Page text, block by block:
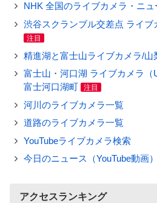
NHK 全国のライブカメラ・ニュ
渋谷スクランブル交差点 ライブ
注目
精進湖と富士山ライブカメラ/山
富士山・河口湖 ライブカメラ
富士河口湖町
注目
河川のライブカメラ一覧
道路のライブカメラ一覧
YouTubeライブカメラ検索
今日のニュース（YouTube動画）
アクセスランキング